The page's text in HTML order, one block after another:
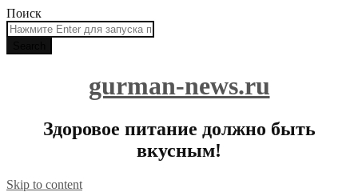
Поиск
gurman-news.ru
Здоровое питание должно быть
вкусным!
Skip to content